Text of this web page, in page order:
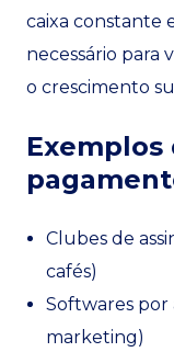
caixa constante
necessário para
o crescimento
Exemplos
Clubes de
cafés)
Softwares por
marketing)